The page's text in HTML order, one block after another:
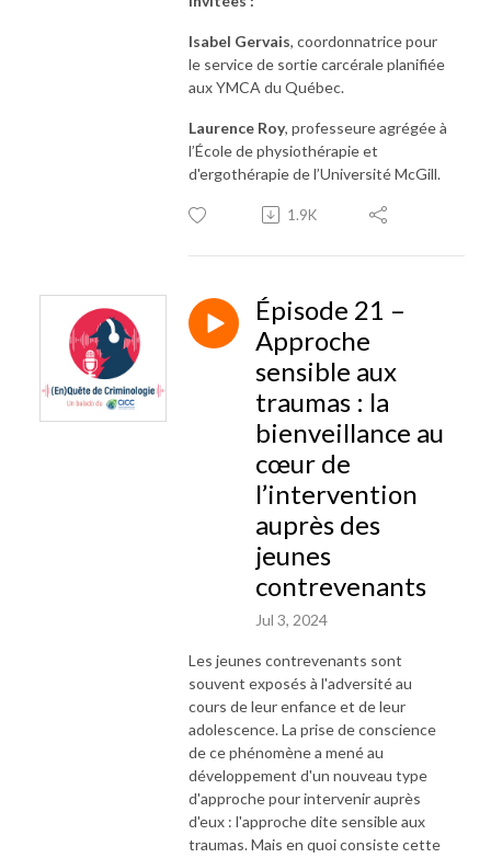
Isabel Gervais, coordonnatrice pour
le service de sortie carcérale planifiée
aux YMCA du Québec.
Laurence Roy, professeure agrégée à
l’École de physiothérapie et
d'ergothérapie de l’Université McGill.
1.9K
Épisode 21 –
Approche
sensible aux
traumas : la
bienveillance au
cœur de
l’intervention
auprès des
jeunes
contrevenants
Jul 3, 2024
Les jeunes contrevenants sont
souvent exposés à l'adversité au
cours de leur enfance et de leur
adolescence. La prise de conscience
de ce phénomène a mené au
développement d'un nouveau type
d'approche pour intervenir auprès
d'eux : l'approche dite sensible aux
traumas. Mais en quoi consiste cette